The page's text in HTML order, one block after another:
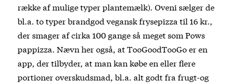
række af mulige typer plantemælk). Oveni sælger de
bl.a. to typer brandgod vegansk frysepizza til 16 kr.,
der smager af cirka 100 gange så meget som Pows
pappizza. Nævn her også, at TooGoodTooGo er en
app, der tilbyder, at man kan købe en eller flere
portioner overskudsmad, bl.a. alt godt fra frugt-og